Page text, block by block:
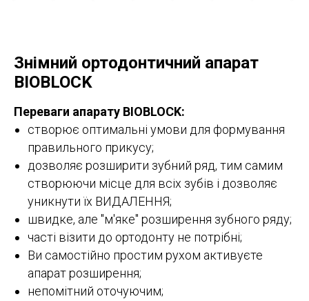
Знімний ортодонтичний апарат
BIOBLOCK
Переваги апарату BIOBLOCK:
створює оптимальні умови для формування
правильного прикусу;
дозволяє розширити зубний ряд, тим самим
створюючи місце для всіх зубів і дозволяє
уникнути їх ВИДАЛЕННЯ;
швидке, але "м'яке" розширення зубного ряду;
часті візити до ортодонту не потрібні;
Ви самостійно простим рухом активуєте
апарат розширення;
непомітний оточуючим;